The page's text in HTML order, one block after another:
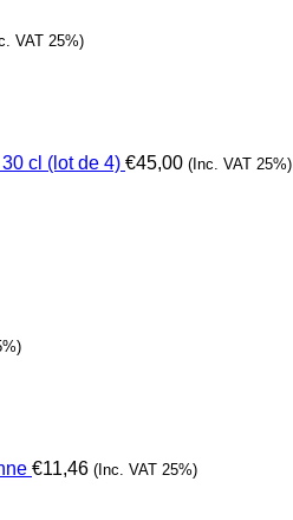
VAT 25%)
cl (lot de 4) €45,00 (Inc. VAT 25%)
€11,46 (Inc. VAT 25%)